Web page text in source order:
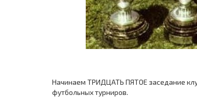
Начинаем ТРИДЦАТЬ ПЯТОЕ заседание
футбольных турниров.